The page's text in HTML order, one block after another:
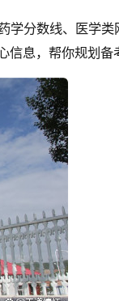
学分数线、医学
息，帮你规划备